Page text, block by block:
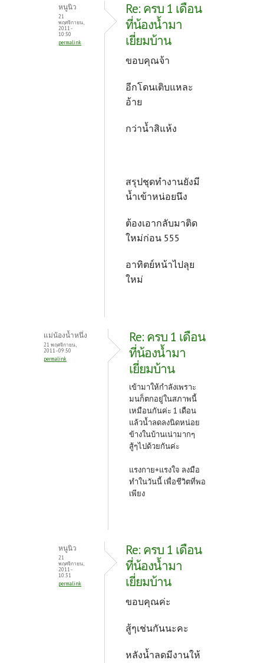
หนูนิว
21
พฤศจิกายน,
2011 -
10:30
permalink
Re: ครบ 1 เดือน
ที่น้องน้ำมา
เยี่ยมบ้าน
ขอบคุณจ้า
อีกโดนเติบแหละ
อ้าย
กว่าน้ำสิแห้ง
สรุปชุดทำงานยังมี
น้ำเข้าหน่อยนึง
ต้องเอากลับมาติด
ใหม่ก่อน 555
อาทิตย์หน้าไปลุย
ใหม่
แม่น้องน้ำหนึ่ง
21 พฤศจิกายน,
2011 - 09:50
permalink
Re: ครบ 1 เดือน
ที่น้องน้ำมา
เยี่ยมบ้าน
เข้ามาให้กำลังเพราะ
มนก็ตกอยู่ในสภาพนี้
เหมือนกันค่ะ 1 เดือน
แล้วน้ำลดลงนิดหน่อย
ข้างในบ้านเน่ามากๆ
สู้ๆไปด้วยกันค่ะ
แรงกาย+แรงใจ ลงมือ
ทำในวันนี้ เพื่อชีวิตที่พอ
เพียง
หนูนิว
21
พฤศจิกายน,
2011 -
10:31
permalink
Re: ครบ 1 เดือน
ที่น้องน้ำมา
เยี่ยมบ้าน
ขอบคุณค่ะ
สู้ๆเช่นกันนะคะ
หลังน้ำลดมีงานให้